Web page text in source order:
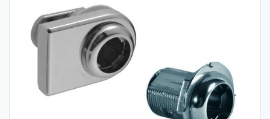
sidomonterade varianter och behållare i olika material och
utseende.